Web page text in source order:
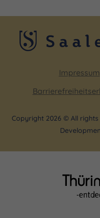
Impressum
Copyright 2026 © All